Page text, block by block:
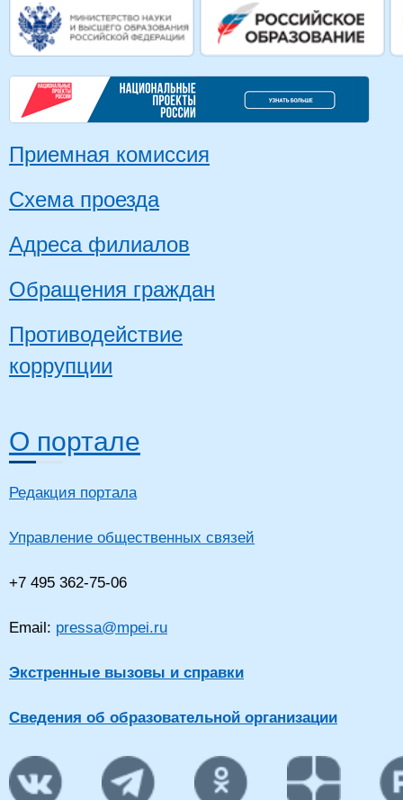
Приемная комиссия
Схема проезда
Адреса филиалов
Обращения граждан
Противодействие
коррупции
О портале
Редакция портала
Управление общественных связей
+7 495 362-75-06
Email: pressa@mpei.ru
Экстренные вызовы и справки
Сведения об образовательной организации